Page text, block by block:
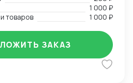
Перевозил товары до складов
занимаюсь
в Российскую Федерацию из
первичными документами
1 000 ₽
товаров
1 000 ₽
ЗАКАЗ